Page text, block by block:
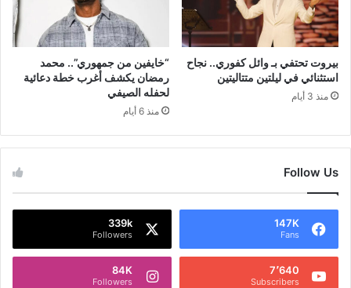
بيروت تحتفي بـ وائل كفوري.. نجاح
استثنائي في ليلتين متتاليتين
منذ 3 أيام
“خايفين من جمهوري”.. محمد
رمضان يكشف أغرب خطة دعائية
لحفله الصيفي
منذ 6 أيام
Follow Us
147K
Fans
339k
Followers
7٬640
Subscribers
84K
Followers